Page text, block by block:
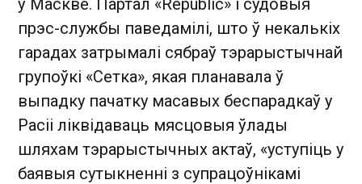
ў Маскве. Партал «Republic» і судовыя
прэс-службы паведамілі, што ў некалькіх
гарадах затрымалі сябраў тэрарыстычнай
групоўкі «Сетка», якая планавала ў
выпадку пачатку масавых беспарадкаў у
Расіі ліквідаваць мясцовыя ўлады
шляхам тэрарыстычных актаў, «уступіць у
баявыя сутыкненні з супрацоўнікамі